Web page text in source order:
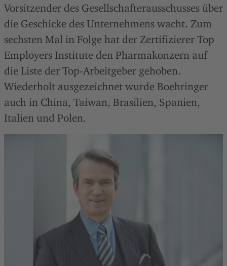
Vorsitzender des Gesellschafterausschusses über
die Geschicke des Unternehmens wacht. Zum
sechsten Mal in Folge hat der Zertifizierer Top
Employers Institute den Pharmakonzern auf
die Liste der Top-Arbeitgeber gehoben.
Wiederholt ausgezeichnet wurde Boehringer
auch in China, Taiwan, Brasilien, Spanien,
Italien und Polen.